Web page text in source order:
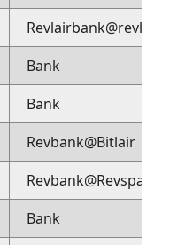
Revlairbank@revlair
Bank
Bank
Revbank@Bitlair
Revbank@Revspace
Bank